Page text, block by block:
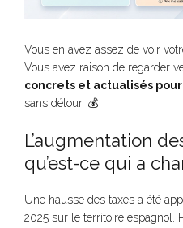
Vous en avez assez de voir
Vous avez raison de regarder
concrets et actualisés
sans détour. 💰
L’augmentation
qu’est-ce qui a
Une hausse des taxes a été
2025 sur le territoire espagnol.